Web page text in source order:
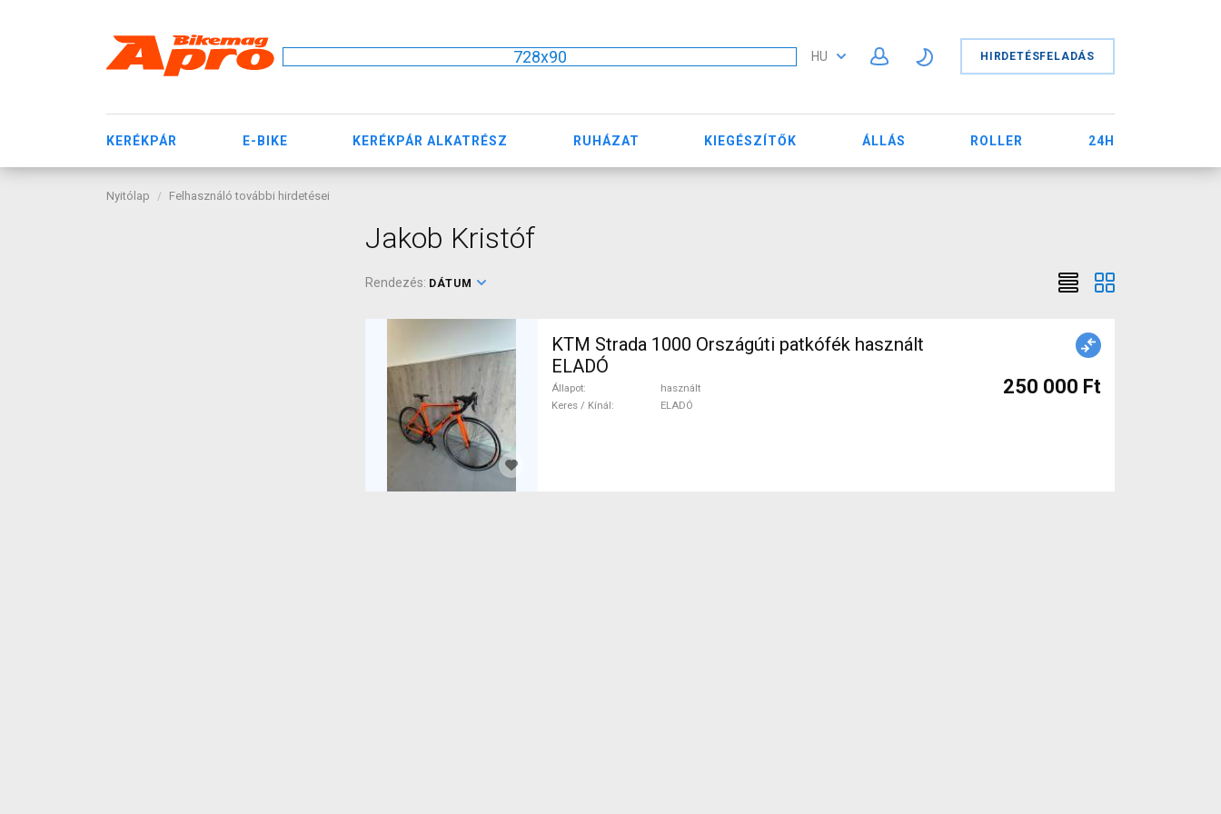
728x90 HU HIRDETÉSFELADÁS
KERÉKPÁR E-BIKE KERÉKPÁR ALKATRÉSZ RUHÁZAT KIEGÉSZÍTŐK ÁLLÁS ROLLER 24H
Nyitólap Felhasználó további hirdetései
Jakob Kristóf
Rendezés: DÁTUM
KTM Strada 1000 Országúti patkófék használt
ELADÓ
Állapot
használt
Keres / Kínál
ELADÓ
250 000 Ft